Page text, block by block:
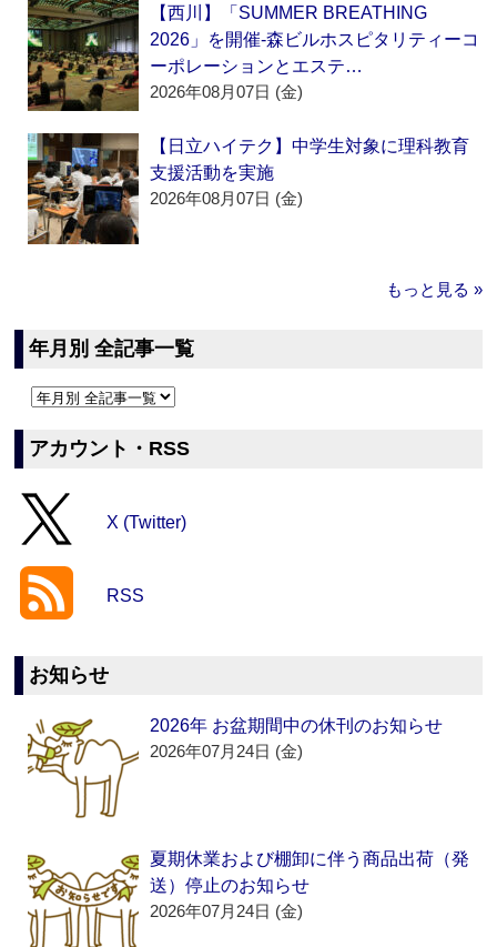
【西川】「SUMMER BREATHING
2026」を開催‐森ビルホスピタリティーコ
ーポレーションとエステ…
2026年08月07日 (金)
【日立ハイテク】中学生対象に理科教育
支援活動を実施
2026年08月07日 (金)
もっと見る »
年月別 全記事一覧
アカウント・RSS
X (Twitter)
RSS
お知らせ
2026年 お盆期間中の休刊のお知らせ
2026年07月24日 (金)
夏期休業および棚卸に伴う商品出荷（発
送）停止のお知らせ
2026年07月24日 (金)